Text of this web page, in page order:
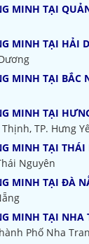
MINH TẠI
MINH TẠI HẢI
MINH TẠI BẮC
MINH TẠI
TP. Hưng
MINH TẠI THÁI
Nguyên
MINH TẠI ĐÀ
MINH TẠI NHA
Phố Nha